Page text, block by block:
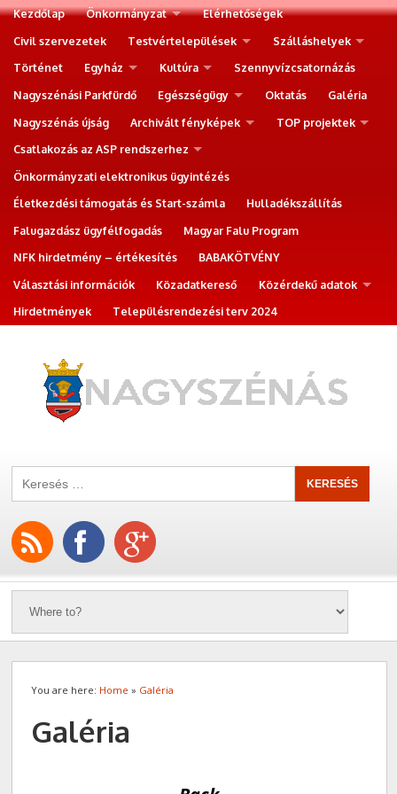
Kezdőlap Önkormányzat
Elérhetőségek
Civil szervezetek
Testvértelepülések
Szálláshelyek
Történet
Egyház Kultúra
Szennyvízcsatornázás
Nagyszénási Parkfürdő
Egészségügy Oktatás
Galéria
Nagyszénás újság
Archivált fényképek
TOP projektek
Csatlakozás az ASP rendszerhez
Önkormányzati elektronikus ügyintézés
Életkezdési támogatás és Start-számla
Hulladékszállítás
Falugazdász ügyfélfogadás
Magyar Falu Program
NFK hirdetmény – értékesítés
BABAKÖTVÉNY
Választási információk
Közadatkereső
Közérdekű adatok
Hirdetmények
Településrendezési terv 2024
You are here: Home » Galéria
Galéria